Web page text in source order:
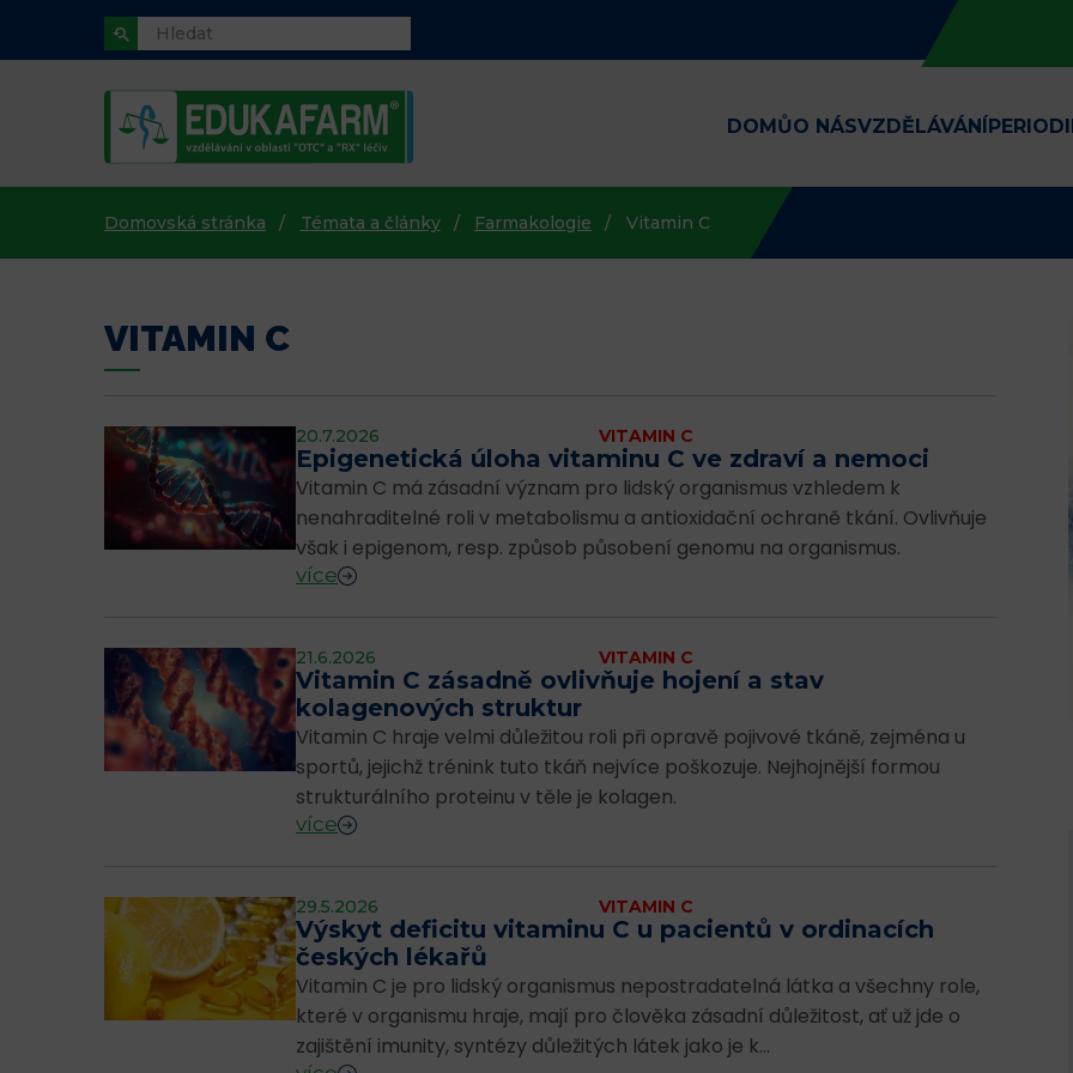
DOMŮO NÁSVZDĚLÁVÁNÍ
Domovská stránka Témata a články Farmakologie Vitamin C
VITAMIN C
20.7.2026 VITAMIN C
Epigenetická úloha vitaminu C ve zdraví a nemoci
Vitamin C má zásadní význam pro lidský organismus vzhledem k
nenahraditelné roli v metabolismu a antioxidační ochraně tkání. Ovlivňuje
však i epigenom, resp. způsob působení genomu na organismus.
více
21.6.2026 VITAMIN C
Vitamin C zásadně ovlivňuje hojení a stav
kolagenových struktur
Vitamin C hraje velmi důležitou roli při opravě pojivové tkáně, zejména u
sportů, jejichž trénink tuto tkáň nejvíce poškozuje. Nejhojnější formou
strukturálního proteinu v těle je kolagen.
více
29.5.2026 VITAMIN C
Výskyt deficitu vitaminu C u pacientů v ordinacích
českých lékařů
Vitamin C je pro lidský organismus nepostradatelná látka a všechny role,
které v organismu hraje, mají pro člověka zásadní důležitost, ať už jde o
zajištění imunity, syntézy důležitých látek jako je k...